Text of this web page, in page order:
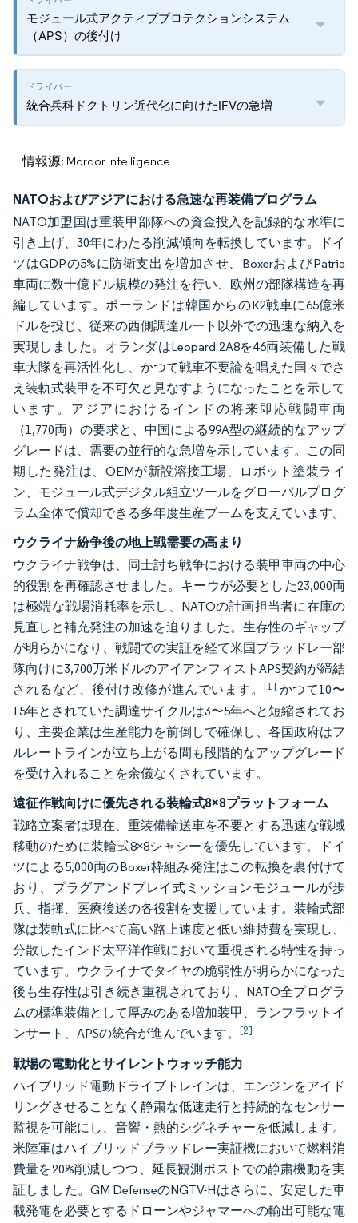
モジュール式アクティブプロテクションシステム
（APS）の後付け
統合兵科ドクトリン近代化に向けたIFVの急増
情報源: Mordor Intelligence
NATOおよびアジアにおける急速な再装備プログラム
NATO加盟国は重装甲部隊への資金投入を記録的な水準に
引き上げ、30年にわたる削減傾向を転換しています。ドイ
ツはGDPの5%に防衛支出を増加させ、BoxerおよびPatria
車両に数十億ドル規模の発注を行い、欧州の部隊構造を再
編しています。ポーランドは韓国からのK2戦車に65億米
ドルを投じ、従来の西側調達ルート以外での迅速な納入を
実現しました。オランダはLeopard 2A8を46両装備した戦
車大隊を再活性化し、かつて戦車不要論を唱えた国々でさ
え装軌式装甲を不可欠と見なすようになったことを示して
います。アジアにおけるインドの将来即応戦闘車両
（1,770両）の要求と、中国による99A型の継続的なアップ
グレードは、需要の並行的な急増を示しています。この同
期した発注は、OEMが新設溶接工場、ロボット塗装ライ
ン、モジュール式デジタル組立ツールをグローバルプログ
ラム全体で償却できる多年度生産ブームを支えています。
ウクライナ紛争後の地上戦需要の高まり
ウクライナ戦争は、同士討ち戦争における装甲車両の中心
的役割を再確認させました。キーウが必要とした23,000両
は極端な戦場消耗率を示し、NATOの計画担当者に在庫の
見直しと補充発注の加速を迫りました。生存性のギャップ
が明らかになり、戦闘での実証を経て米国ブラッドレー部
隊向けに3,700万米ドルのアイアンフィストAPS契約が締結
されるなど、後付け改修が進んでいます。[1] かつて10〜
15年とされていた調達サイクルは3〜5年へと短縮されてお
り、主要企業は生産能力を前倒しで確保し、各国政府はフ
ルレートラインが立ち上がる間も段階的なアップグレード
を受け入れることを余儀なくされています。
遠征作戦向けに優先される装輪式8×8プラットフォーム
戦略立案者は現在、重装備輸送車を不要とする迅速な戦域
移動のために装輪式8×8シャシーを優先しています。ドイ
ツによる5,000両のBoxer枠組み発注はこの転換を裏付けて
おり、プラグアンドプレイ式ミッションモジュールが歩
兵、指揮、医療後送の各役割を支援しています。装輪式部
隊は装軌式に比べて高い路上速度と低い維持費を実現し、
分散したインド太平洋作戦において重視される特性を持っ
ています。ウクライナでタイヤの脆弱性が明らかになった
後も生存性は引き続き重視されており、NATO全プログラ
ムの標準装備として厚みのある増加装甲、ランフラットイ
ンサート、APSの統合が進んでいます。 [2]
戦場の電動化とサイレントウォッチ能力
ハイブリッド電動ドライブトレインは、エンジンをアイド
リングさせることなく静粛な低速走行と持続的なセンサー
監視を可能にし、音響・熱的シグネチャーを低減します。
米陸軍はハイブリッドブラッドレー実証機において燃料消
費量を20%削減しつつ、延長観測ポストでの静粛機動を実
証しました。GM DefenseのNGTV-Hはさらに、安定した車
載発電を必要とするドローンやジャマーへの輸出可能な電